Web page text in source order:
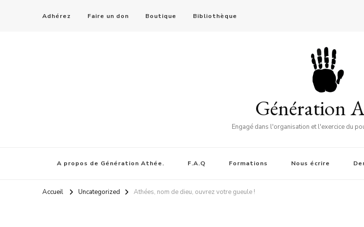
Adhérez Faire un don Boutique Bibliothèque
Génération
Engagé dans l'organisation et l'exercice du
A propos de Génération Athée. F.A.Q Formations Nous écrire
Accueil Uncategorized Athées, nom de dieu, ouvrez votre gueule !